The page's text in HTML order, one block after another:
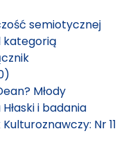
semiotycznej
kategorią
Młody
i badania
Kulturoznawczy: Nr 11